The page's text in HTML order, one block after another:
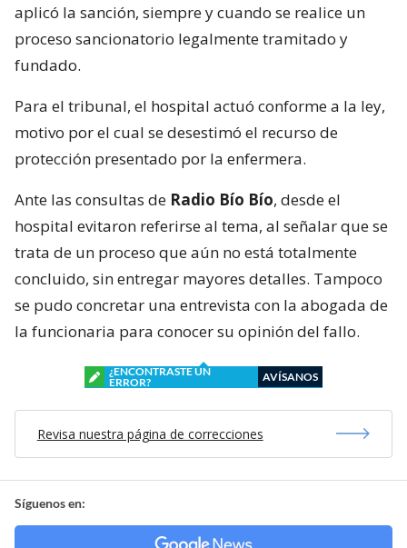
aplicó la sanción, siempre y cuando se realice un
proceso sancionatorio legalmente tramitado y
fundado.
Para el tribunal, el hospital actuó conforme a la ley,
motivo por el cual se desestimó el recurso de
protección presentado por la enfermera.
Ante las consultas de Radio Bío Bío, desde el
hospital evitaron referirse al tema, al señalar que se
trata de un proceso que aún no está totalmente
concluido, sin entregar mayores detalles. Tampoco
se pudo concretar una entrevista con la abogada de
la funcionaria para conocer su opinión del fallo.
¿ENCONTRASTE UN
ERROR?
AVÍSANOS
Revisa nuestra página de correcciones
Síguenos en: